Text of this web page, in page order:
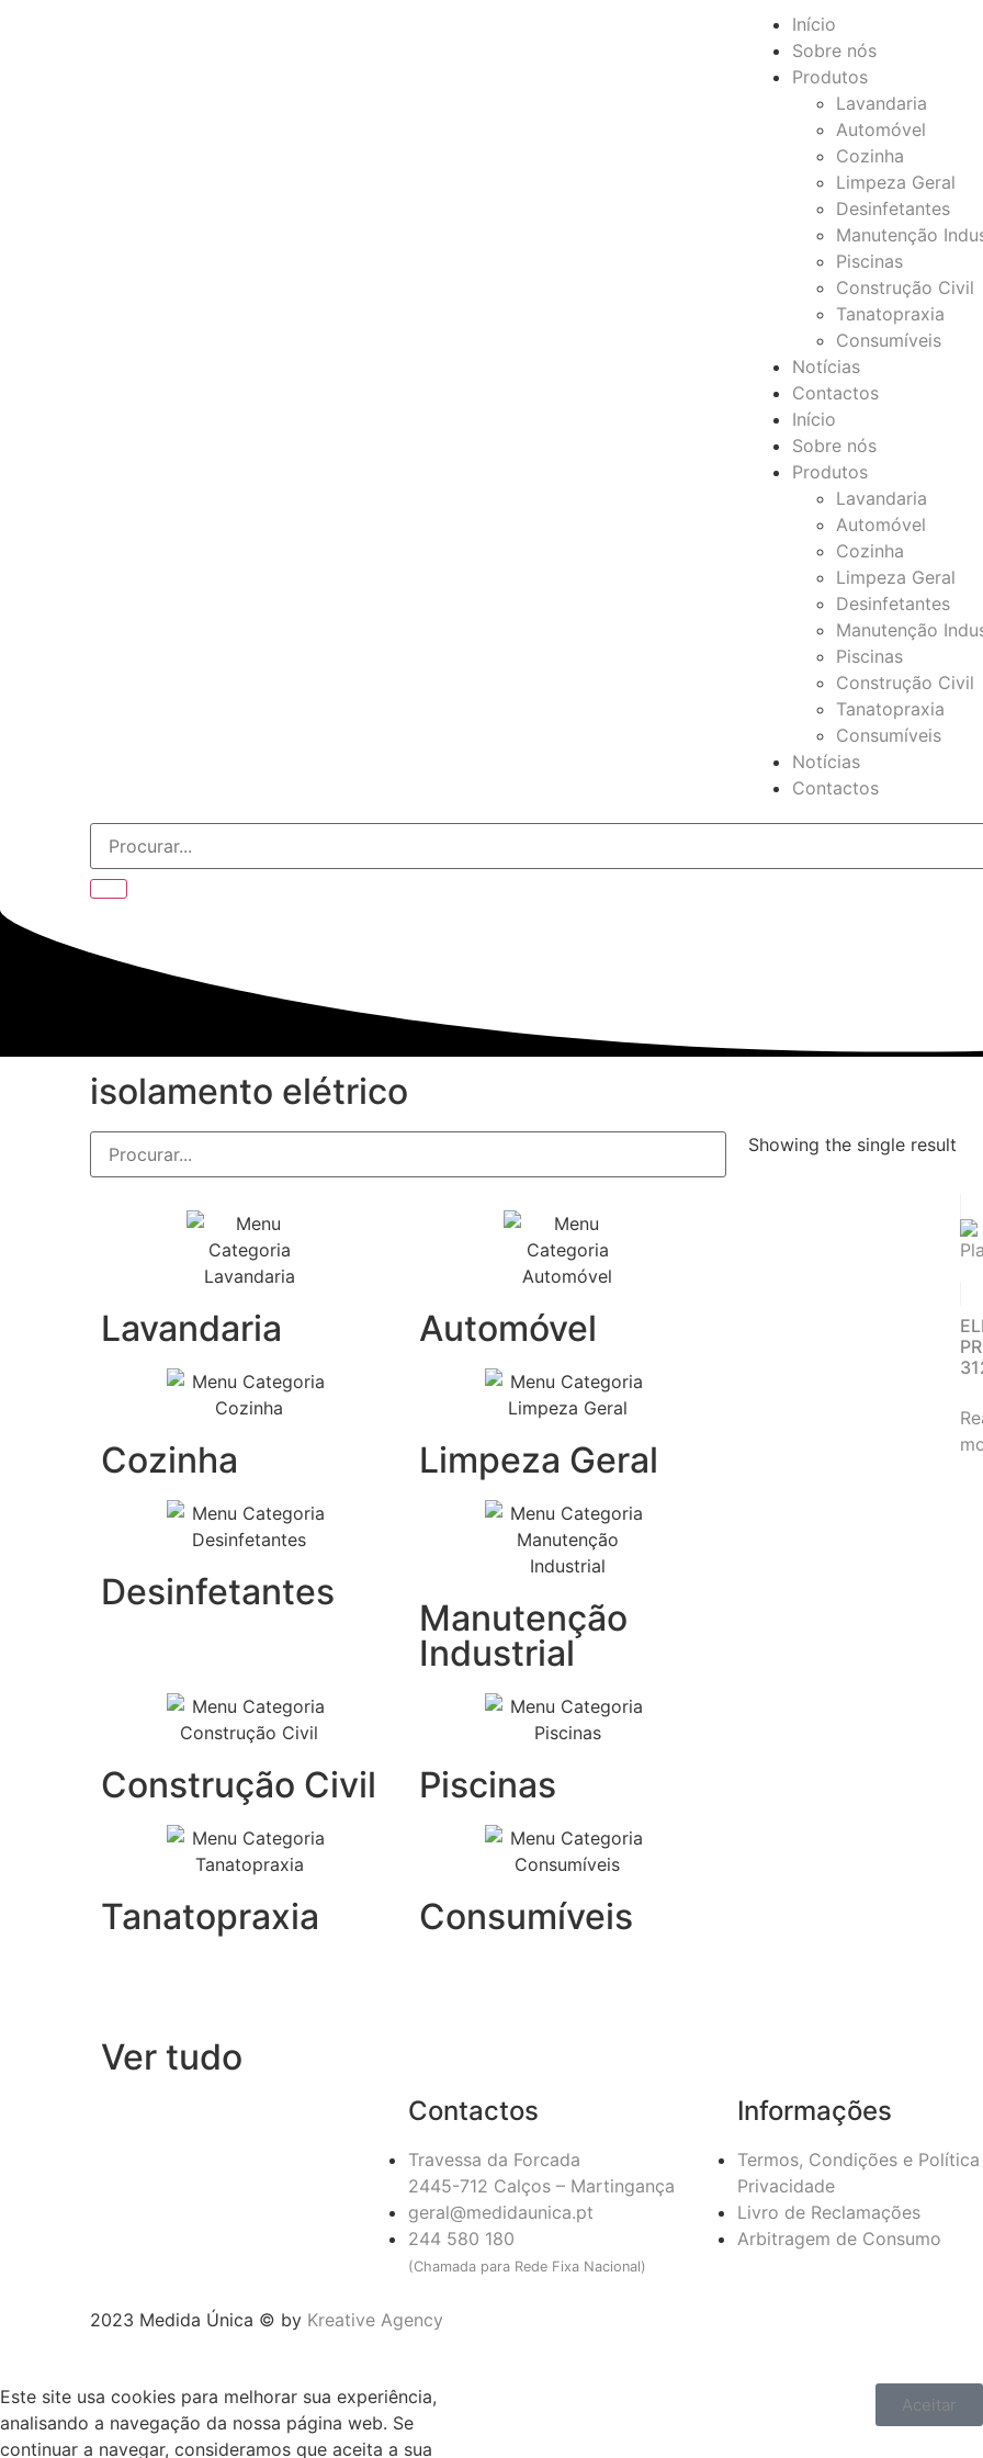
Início
Sobre nós
Produtos
Lavandaria
Automóvel
Cozinha
Limpeza Geral
Desinfetantes
Manutenção
Piscinas
Construção Civil
Tanatopraxia
Consumíveis
Notícias
Contactos
Início
Sobre nós
Produtos
Lavandaria
Automóvel
Cozinha
Limpeza Geral
Desinfetantes
Manutenção
Piscinas
Construção Civil
Tanatopraxia
Consumíveis
Notícias
Contactos
isolamento elétrico
Lavandaria Automóvel
Cozinha Limpeza Geral
Desinfetantes
Manutenção
Industrial
Construção Civil Piscinas
Tanatopraxia Consumíveis
Ver tudo
Showing the single result
Contactos
Travessa da Forcada
2445-712 Calços – Martingança
geral@medidaunica.pt
244 580 180
(Chamada para Rede Fixa Nacional)
Informações
Termos, Condições e
Privacidade
Livro de Reclamações
Arbitragem de Consumo
2023 Medida Única © by Kreative Agency
Este site usa cookies para melhorar sua experiência,
analisando a navegação da nossa página web. Se
continuar a navegar, consideramos que aceita a sua
Aceitar